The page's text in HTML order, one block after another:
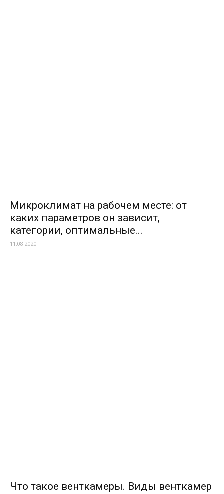
Микроклимат на рабочем месте: от
каких параметров он зависит,
категории, оптимальные...
11.08.2020
Что такое венткамеры. Виды венткамер